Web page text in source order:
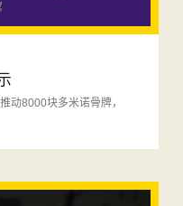
动8000块多米诺骨牌，